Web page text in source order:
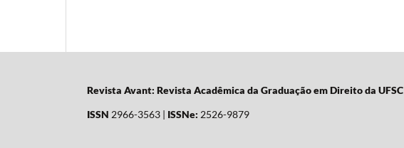
Revista Avant: Revista Acadêmica da Graduação em Direito da UFSC
ISSN 2966-3563 | ISSNe: 2526-9879